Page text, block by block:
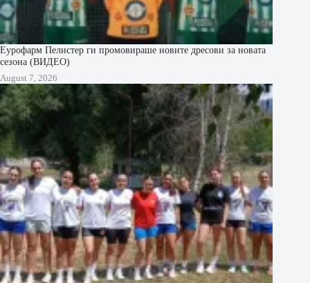
Еурофарм Пелистер ги промовираше новите дресови за новата
сезона (ВИДЕО)
August 7, 2026